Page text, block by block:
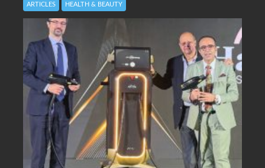
ARTICLES HEALTH & BEAUTY